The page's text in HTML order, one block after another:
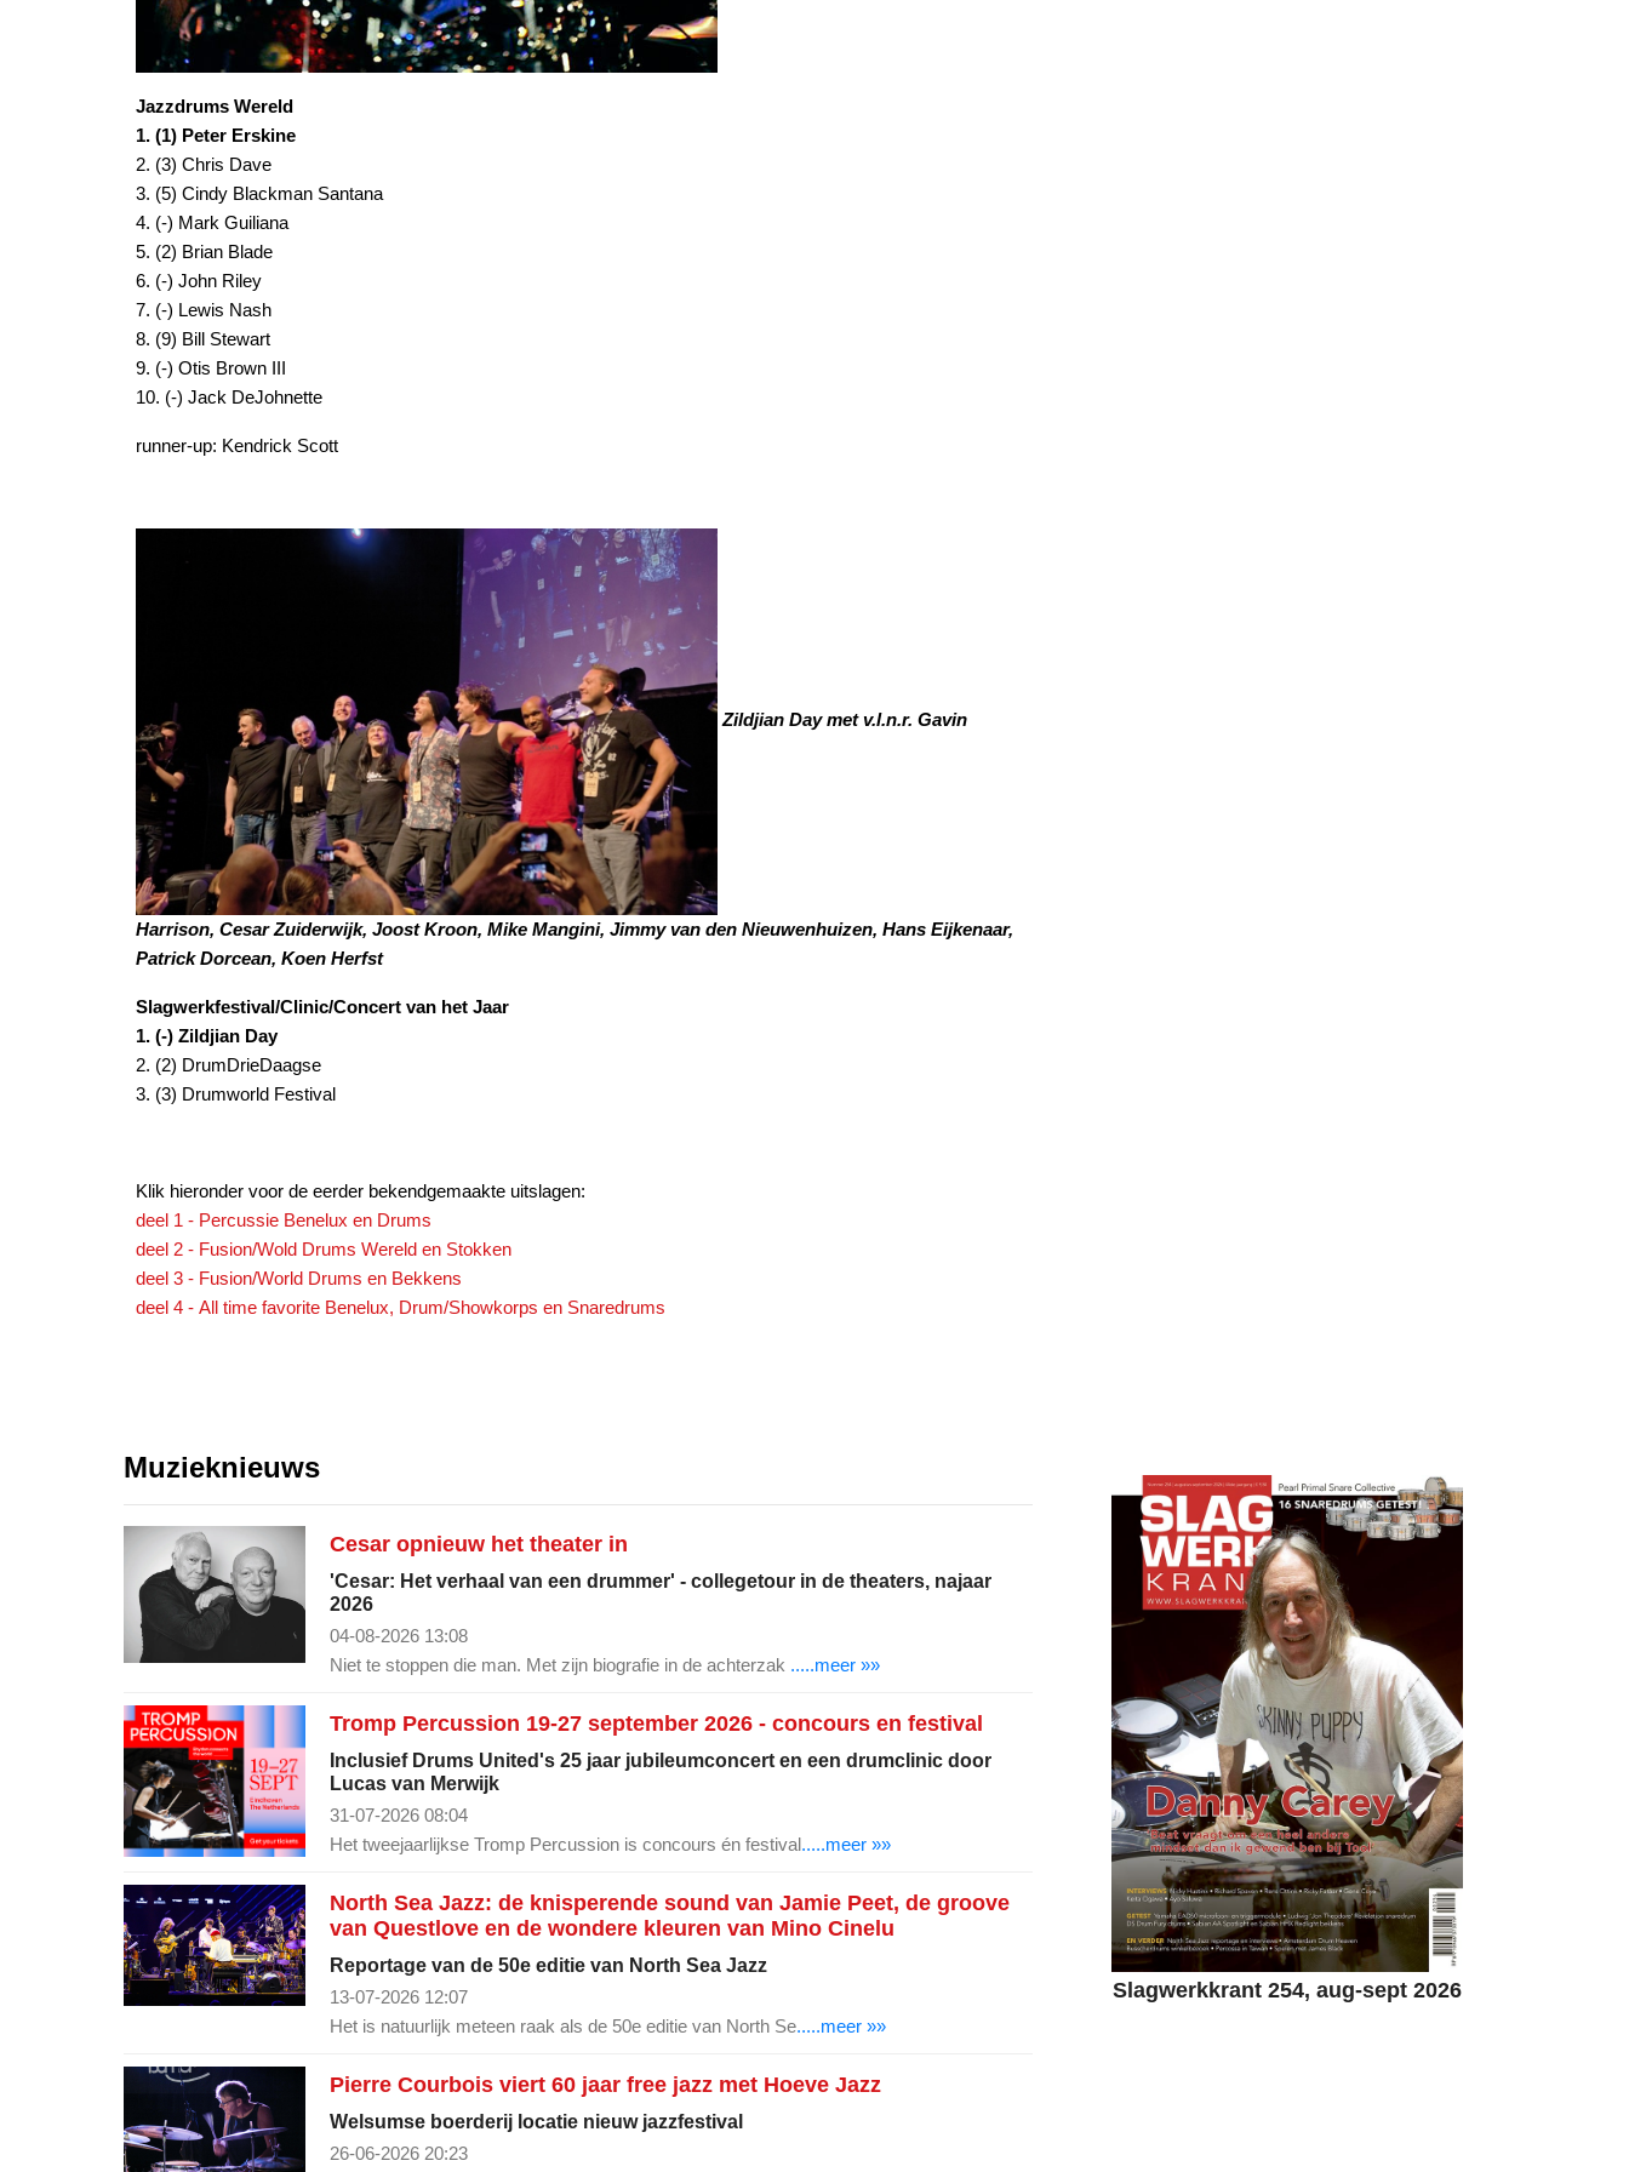
Jazzdrums Wereld
1. (1) Peter Erskine
2. (3) Chris Dave
3. (5) Cindy Blackman Santana
4. (-) Mark Guiliana
5. (2) Brian Blade
6. (-) John Riley
7. (-) Lewis Nash
8. (9) Bill Stewart
9. (-) Otis Brown III
10. (-) Jack DeJohnette
runner-up: Kendrick Scott
Zildjian Day met v.l.n.r. Gavin
Harrison, Cesar Zuiderwijk, Joost Kroon, Mike Mangini, Jimmy van den Nieuwenhuizen, Hans Eijkenaar,
Patrick Dorcean, Koen Herfst
Slagwerkfestival/Clinic/Concert van het Jaar
1. (-) Zildjian Day
2. (2) DrumDrieDaagse
3. (3) Drumworld Festival
Klik hieronder voor de eerder bekendgemaakte uitslagen:
deel 1 - Percussie Benelux en Drums
deel 2 - Fusion/Wold Drums Wereld en Stokken
deel 3 - Fusion/World Drums en Bekkens
deel 4 - All time favorite Benelux, Drum/Showkorps en Snaredrums
Muzieknieuws
Cesar opnieuw het theater in
'Cesar: Het verhaal van een drummer' - collegetour in de theaters, najaar
2026
04-08-2026 13:08
Niet te stoppen die man. Met zijn biografie in de achterzak .....meer »»
Tromp Percussion 19-27 september 2026 - concours en festival
Inclusief Drums United's 25 jaar jubileumconcert en een drumclinic door
Lucas van Merwijk
31-07-2026 08:04
Het tweejaarlijkse Tromp Percussion is concours én festival.....meer »»
North Sea Jazz: de knisperende sound van Jamie Peet, de groove
van Questlove en de wondere kleuren van Mino Cinelu
Reportage van de 50e editie van North Sea Jazz
13-07-2026 12:07
Het is natuurlijk meteen raak als de 50e editie van North Se.....meer »»
Pierre Courbois viert 60 jaar free jazz met Hoeve Jazz
Welsumse boerderij locatie nieuw jazzfestival
26-06-2026 20:23
Slagwerkkrant 254, aug-sept 2026